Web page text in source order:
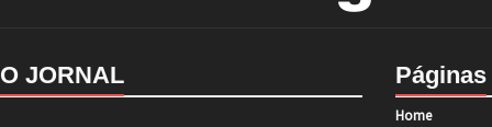
O JORNAL Páginas
Home